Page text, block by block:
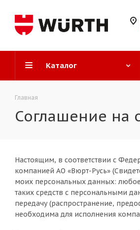
Каталог
Главная
Соглашение на
Настоящим, в соответствии с
компанией АО «Вюрт-Русь»
моих персональных данных:
таких средств с персональными
передачу (распространение,
необходима для исполнения